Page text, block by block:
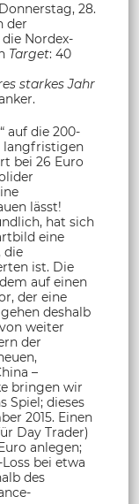
28.
der
Nordex-
Target: 40
starkes Jahr
auf die 200-
langfristigen
bei 26 Euro
lässt!
hat sich
eine
die
ist. Die
auf einen
der eine
deshalb
weiter
der
–
bringen wir
Spiel; dieses
2015. Einen
Day Trader)
anlegen;
bei etwa
des